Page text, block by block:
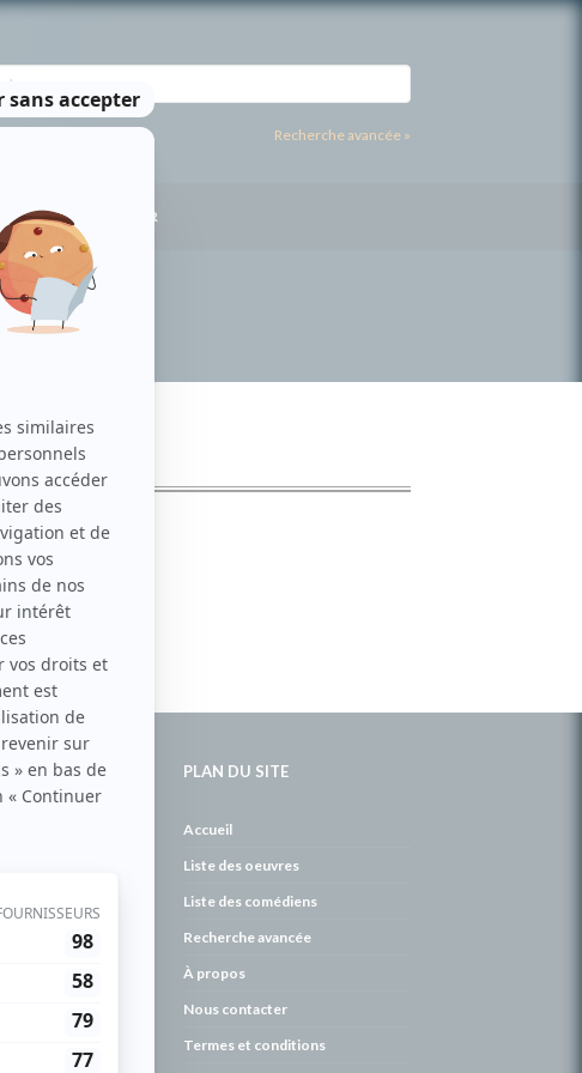
Recherche avancée »
NOUS CONTACTER
de
PLAN DU SITE
Accueil
Liste des oeuvres
Liste des comédiens
Recherche avancée
À propos
Nous contacter
Termes et conditions